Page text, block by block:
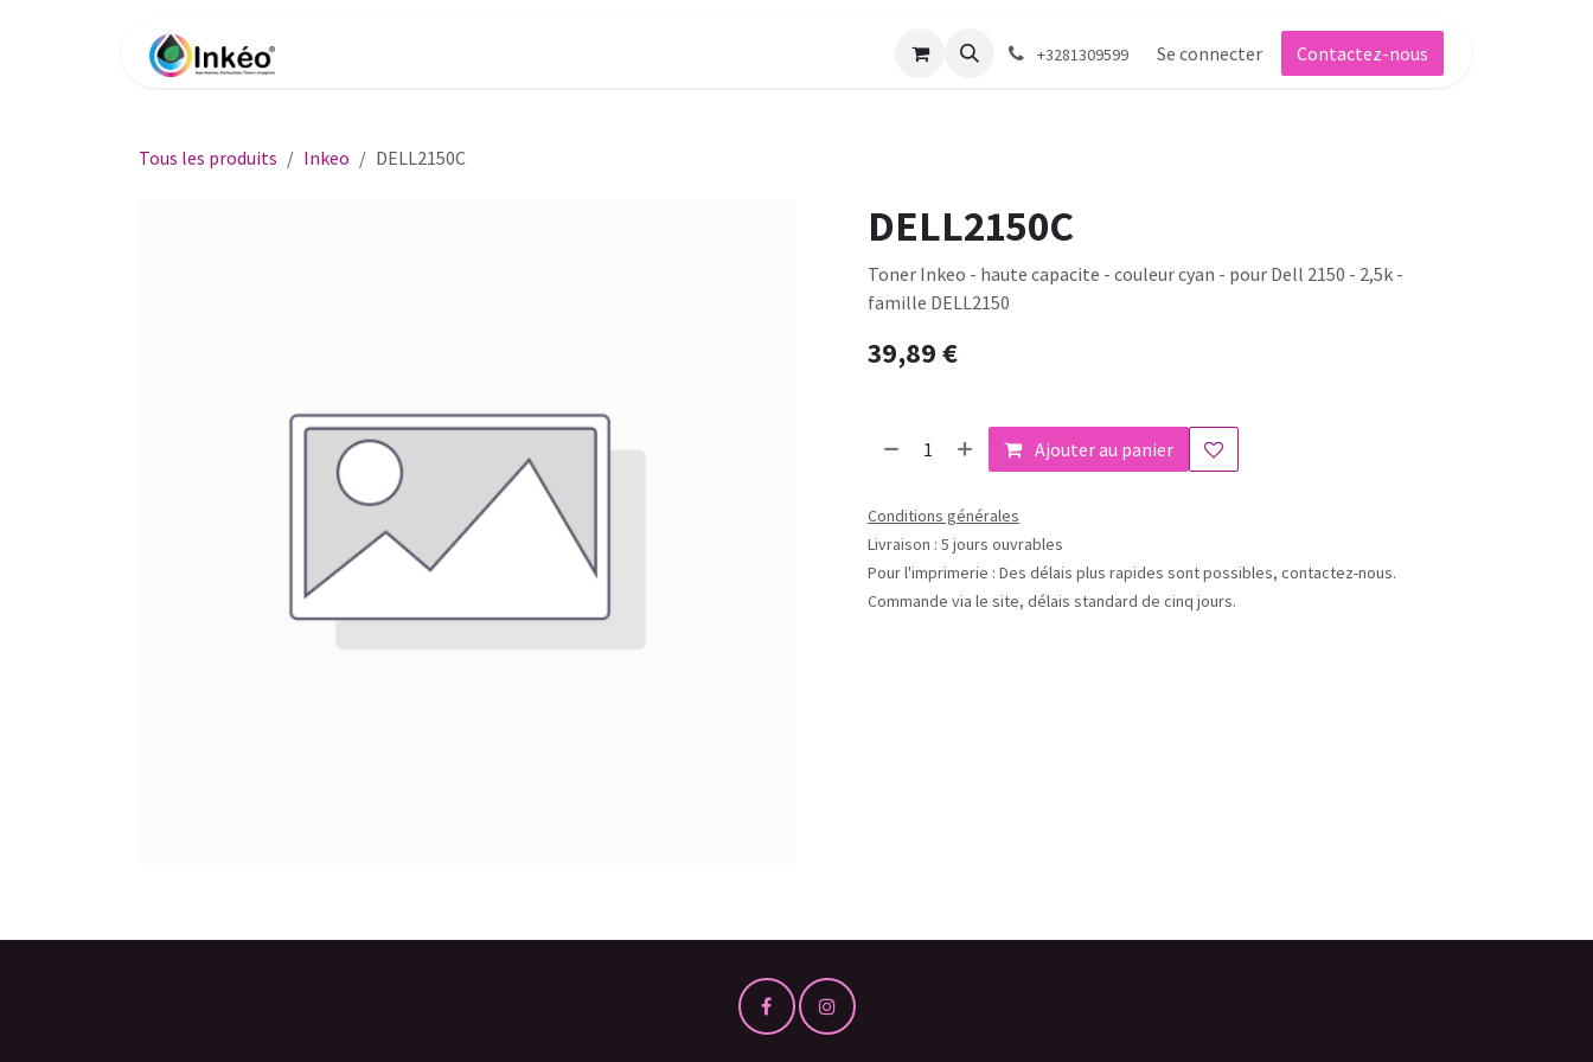
+3281309599 Se connecter Contactez-nous
Tous les produits Inkeo DELL2150C
DELL2150C
Toner Inkeo - haute capacite - couleur cyan - pour Dell 2150 - 2,5k -
famille DELL2150
39,89€
Ajouter au panier
Conditions générales
Livraison : 5 jours ouvrables
Pour l'imprimerie : Des délais plus rapides sont possibles, contactez-nous.
Commande via le site, délais standard de cinq jours.